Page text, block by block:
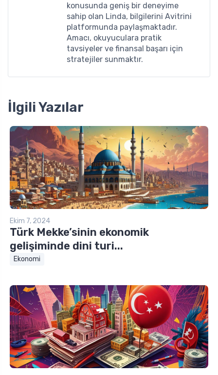
konusunda geniş bir deneyime
sahip olan Linda, bilgilerini Avitrini
platformunda paylaşmaktadır.
Amacı, okuyuculara pratik
tavsiyeler ve finansal başarı için
stratejiler sunmaktır.
İlgili Yazılar
Ekim 7, 2024
Türk Mekke’sinin ekonomik
gelişiminde dini turi...
Ekonomi